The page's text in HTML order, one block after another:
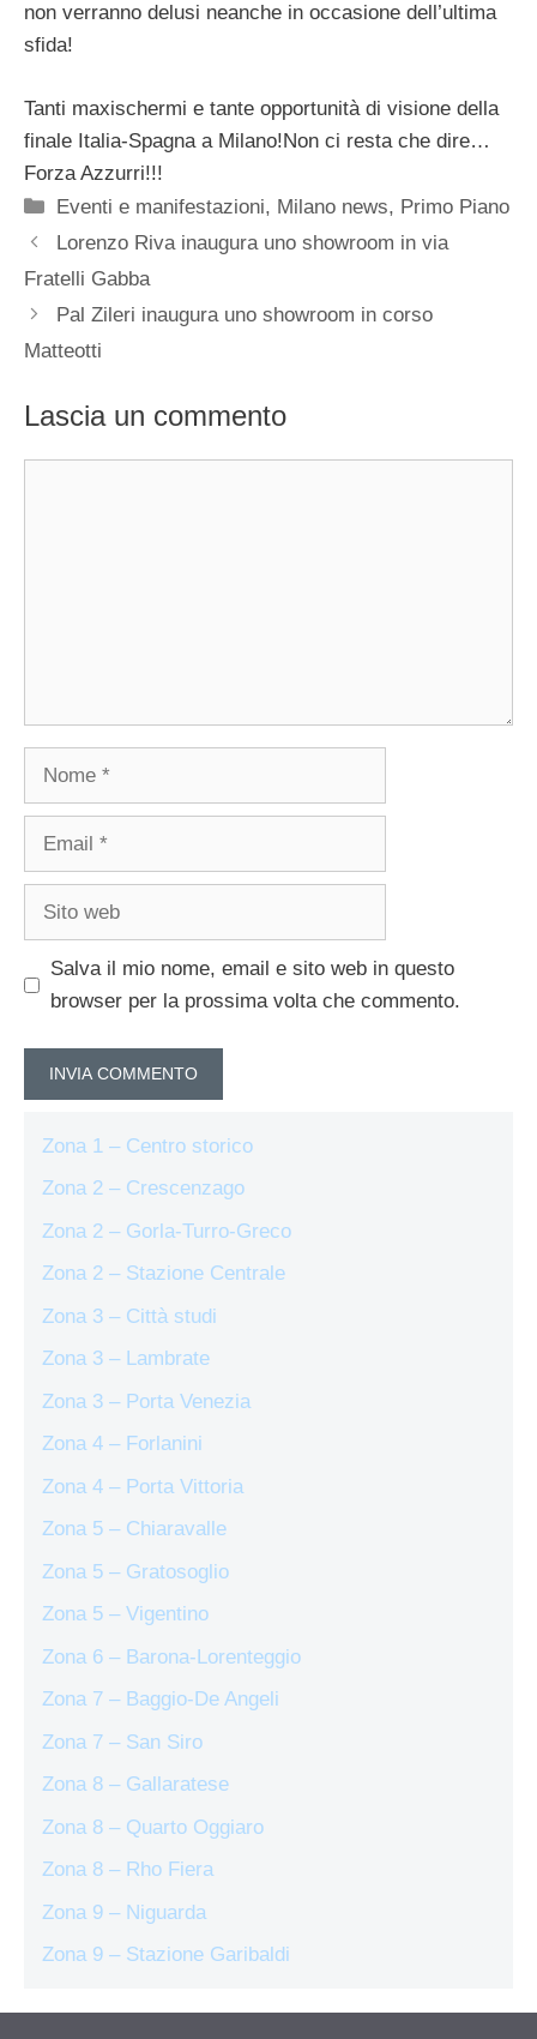
non verranno delusi neanche in occasione dell’ultima
sfida!
Tanti maxischermi e tante opportunità di visione della
finale Italia-Spagna a Milano!Non ci resta che dire…
Forza Azzurri!!!
Categorie
Eventi e manifestazioni, Milano news, Primo Piano
Lorenzo Riva inaugura uno showroom in via
Fratelli Gabba
Pal Zileri inaugura uno showroom in corso
Matteotti
Lascia un commento
Nome
Email
Sito
Salva il mio nome, email e sito web in questo
browser per la prossima volta che commento.
Zona 1 – Centro storico
Zona 2 – Crescenzago
Zona 2 – Gorla-Turro-Greco
Zona 2 – Stazione Centrale
Zona 3 – Città studi
Zona 3 – Lambrate
Zona 3 – Porta Venezia
Zona 4 – Forlanini
Zona 4 – Porta Vittoria
Zona 5 – Chiaravalle
Zona 5 – Gratosoglio
Zona 5 – Vigentino
Zona 6 – Barona-Lorenteggio
Zona 7 – Baggio-De Angeli
Zona 7 – San Siro
Zona 8 – Gallaratese
Zona 8 – Quarto Oggiaro
Zona 8 – Rho Fiera
Zona 9 – Niguarda
Zona 9 – Stazione Garibaldi